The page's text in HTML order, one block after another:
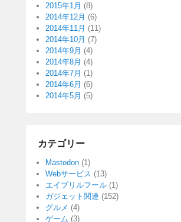
2015年1月 (8)
2014年12月 (6)
2014年11月 (11)
2014年10月 (7)
2014年9月 (4)
2014年8月 (4)
2014年7月 (1)
2014年6月 (6)
2014年5月 (5)
カテゴリー
Mastodon (1)
Webサービス (13)
エイプリルフール (1)
ガジェット関連 (152)
グルメ (4)
ゲーム (3)